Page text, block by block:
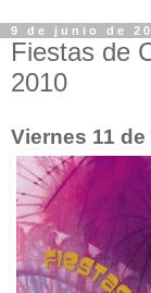
9 de junio de
Fiestas de
2010
Viernes 11